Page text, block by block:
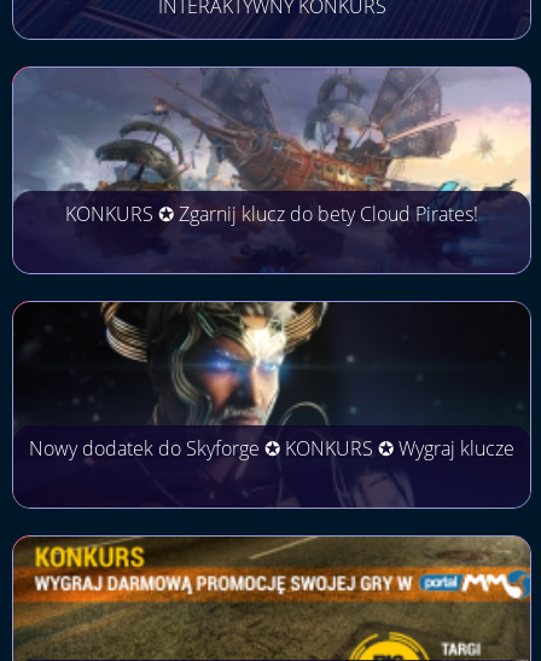
INTERAKTYWNY KONKURS
KONKURS ✪ Zgarnij klucz do bety Cloud Pirates!
Nowy dodatek do Skyforge ✪ KONKURS ✪ Wygraj klucze